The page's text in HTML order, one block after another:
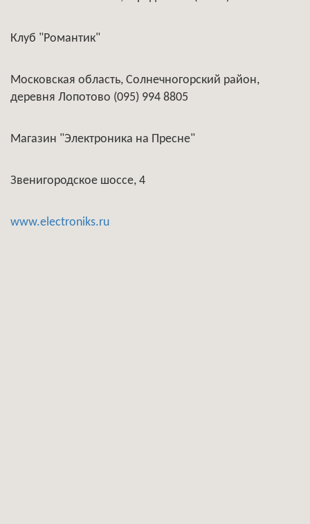
Клуб "Романтик"
Московская область, Солнечногорский район,
деревня Лопотово (095) 994 8805
Магазин "Электроника на Пресне"
Звенигородское шоссе, 4
www.electroniks.ru